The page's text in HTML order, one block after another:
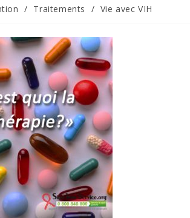
publiée :
/ Traitements / Vie avec VIH